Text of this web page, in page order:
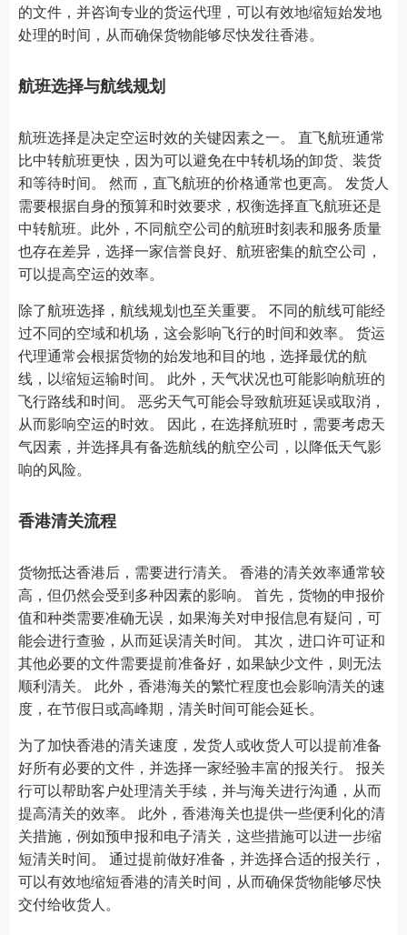
的文件，并咨询专业的货运代理，可以有效地缩短始发地
处理的时间，从而确保货物能够尽快发往香港。
航班选择与航线规划
航班选择是决定空运时效的关键因素之一。 直飞航班通常
比中转航班更快，因为可以避免在中转机场的卸货、装货
和等待时间。 然而，直飞航班的价格通常也更高。 发货人
需要根据自身的预算和时效要求，权衡选择直飞航班还是
中转航班。此外，不同航空公司的航班时刻表和服务质量
也存在差异，选择一家信誉良好、航班密集的航空公司，
可以提高空运的效率。
除了航班选择，航线规划也至关重要。 不同的航线可能经
过不同的空域和机场，这会影响飞行的时间和效率。 货运
代理通常会根据货物的始发地和目的地，选择最优的航
线，以缩短运输时间。 此外，天气状况也可能影响航班的
飞行路线和时间。 恶劣天气可能会导致航班延误或取消，
从而影响空运的时效。 因此，在选择航班时，需要考虑天
气因素，并选择具有备选航线的航空公司，以降低天气影
响的风险。
香港清关流程
货物抵达香港后，需要进行清关。 香港的清关效率通常较
高，但仍然会受到多种因素的影响。 首先，货物的申报价
值和种类需要准确无误，如果海关对申报信息有疑问，可
能会进行查验，从而延误清关时间。 其次，进口许可证和
其他必要的文件需要提前准备好，如果缺少文件，则无法
顺利清关。 此外，香港海关的繁忙程度也会影响清关的速
度，在节假日或高峰期，清关时间可能会延长。
为了加快香港的清关速度，发货人或收货人可以提前准备
好所有必要的文件，并选择一家经验丰富的报关行。 报关
行可以帮助客户处理清关手续，并与海关进行沟通，从而
提高清关的效率。 此外，香港海关也提供一些便利化的清
关措施，例如预申报和电子清关，这些措施可以进一步缩
短清关时间。 通过提前做好准备，并选择合适的报关行，
可以有效地缩短香港的清关时间，从而确保货物能够尽快
交付给收货人。